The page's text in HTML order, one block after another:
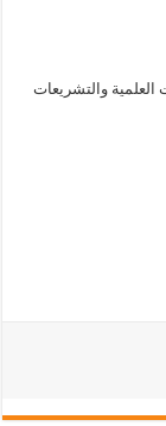
والتشريعات